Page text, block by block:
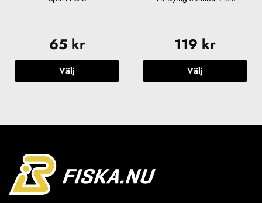
65 kr
Välj
har
olika
alternativen
119 kr
Välj
har